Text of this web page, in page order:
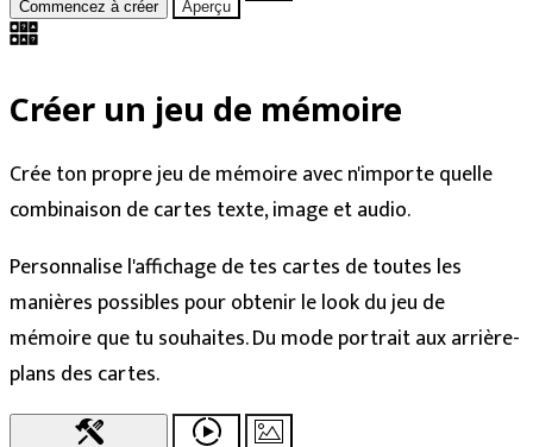
Commencez à créer Aperçu
Créer un jeu de mémoire
Crée ton propre jeu de mémoire avec n'importe quelle
combinaison de cartes texte, image et audio.
Personnalise l'affichage de tes cartes de toutes les
manières possibles pour obtenir le look du jeu de
mémoire que tu souhaites. Du mode portrait aux arrière-
plans des cartes.